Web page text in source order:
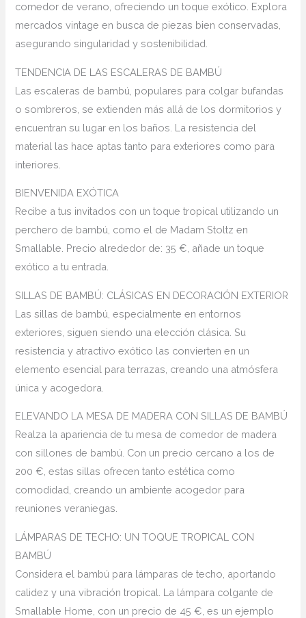
comedor de verano, ofreciendo un toque exótico. Explora
mercados vintage en busca de piezas bien conservadas,
asegurando singularidad y sostenibilidad.
TENDENCIA DE LAS ESCALERAS DE BAMBÚ
Las escaleras de bambú, populares para colgar bufandas
o sombreros, se extienden más allá de los dormitorios y
encuentran su lugar en los baños. La resistencia del
material las hace aptas tanto para exteriores como para
interiores.
BIENVENIDA EXÓTICA
Recibe a tus invitados con un toque tropical utilizando un
perchero de bambú, como el de Madam Stoltz en
Smallable. Precio alrededor de: 35 €, añade un toque
exótico a tu entrada.
SILLAS DE BAMBÚ: CLÁSICAS EN DECORACIÓN EXTERIOR
Las sillas de bambú, especialmente en entornos
exteriores, siguen siendo una elección clásica. Su
resistencia y atractivo exótico las convierten en un
elemento esencial para terrazas, creando una atmósfera
única y acogedora.
ELEVANDO LA MESA DE MADERA CON SILLAS DE BAMBÚ
Realza la apariencia de tu mesa de comedor de madera
con sillones de bambú. Con un precio cercano a los de
200 €, estas sillas ofrecen tanto estética como
comodidad, creando un ambiente acogedor para
reuniones veraniegas.
LÁMPARAS DE TECHO: UN TOQUE TROPICAL CON
BAMBÚ
Considera el bambú para lámparas de techo, aportando
calidez y una vibración tropical. La lámpara colgante de
Smallable Home, con un precio de 45 €, es un ejemplo